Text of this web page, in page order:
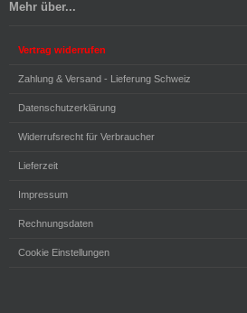
Mehr über...
Vertrag widerrufen
Zahlung & Versand - Lieferung Schweiz
Datenschutzerklärung
Widerrufsrecht für Verbraucher
Lieferzeit
Impressum
Rechnungsdaten
Cookie Einstellungen